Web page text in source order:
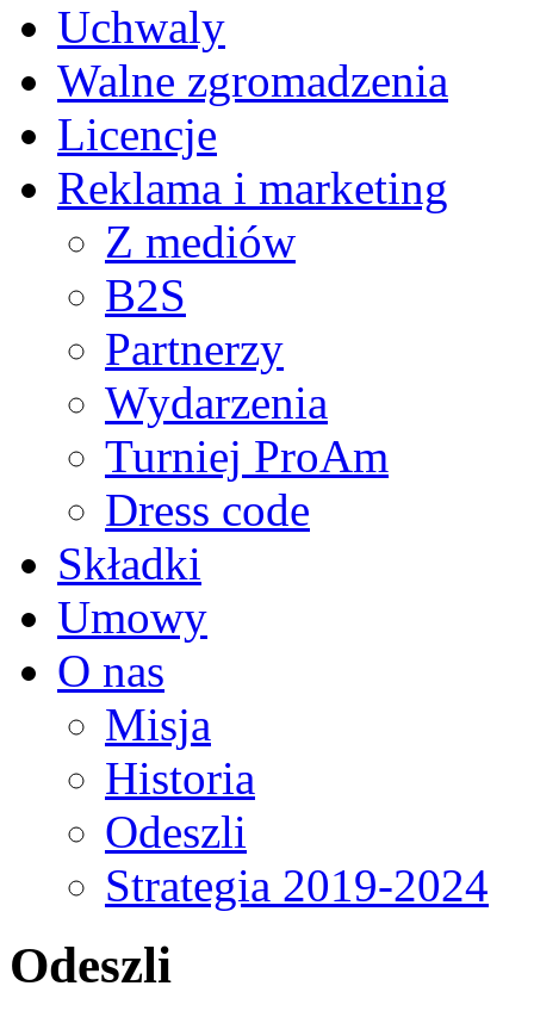
Uchwaly
Walne zgromadzenia
Licencje
Reklama i marketing
Z mediów
B2S
Partnerzy
Wydarzenia
Turniej ProAm
Dress code
Składki
Umowy
O nas
Misja
Historia
Odeszli
Strategia 2019-2024
Odeszli